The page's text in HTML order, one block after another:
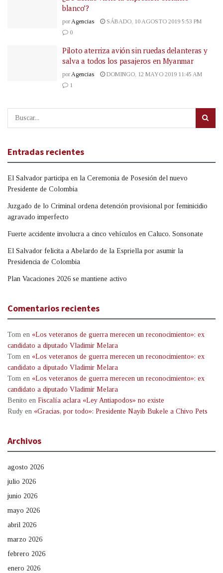
blanco’?
porAgencias
SÁBADO, 10 AGOSTO 2019 5:53 PM
0
Piloto aterriza avión sin ruedas delanteras y
salva a todos los pasajeros en Myanmar
porAgencias
DOMINGO, 12 MAYO 2019 11:45 AM
1
Entradas recientes
El Salvador participa en la Ceremonia de Posesión del nuevo
Presidente de Colombia
Juzgado de lo Criminal ordena detención provisional por feminicidio
agravado imperfecto
Fuerte accidente involucra a cinco vehículos en Caluco, Sonsonate
El Salvador felicita a Abelardo de la Espriella por asumir la
Presidencia de Colombia
Plan Vacaciones 2026 se mantiene activo
Comentarios recientes
Tom en «Los veteranos de guerra merecen un reconocimiento»: ex
candidato a diputado Vladimir Melara
Tom en «Los veteranos de guerra merecen un reconocimiento»: ex
candidato a diputado Vladimir Melara
Tom en «Los veteranos de guerra merecen un reconocimiento»: ex
candidato a diputado Vladimir Melara
Benito en Fiscalía aclara «Ley Antiapodos» no existe
Rudy en «Gracias, por todo»: Presidente Nayib Bukele a Chivo Pets
Archivos
agosto 2026
julio 2026
junio 2026
mayo 2026
abril 2026
marzo 2026
febrero 2026
enero 2026